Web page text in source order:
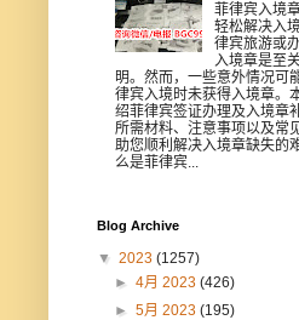
菲律宾入境
轻松解决入
律宾旅游或
入境章是至
明。然而，一些意外情况可
律宾入境时未获得入境章。
绍菲律宾签证办理及入境章
所需材料、注意事项以及常
助您顺利解决入境章缺失的
么是菲律宾...
Blog Archive
▼ 2023 (1257)
►4月 2023(426)
►5月 2023(195)